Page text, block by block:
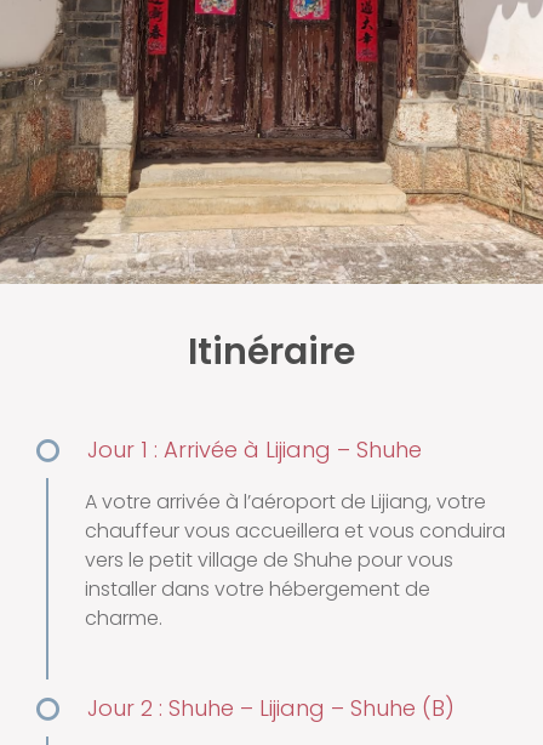
Itinéraire
Jour 1 : Arrivée à Lijiang – Shuhe
A votre arrivée à l’aéroport de Lijiang, votre
chauffeur vous accueillera et vous conduira
vers le petit village de Shuhe pour vous
installer dans votre hébergement de
charme.
Jour 2 : Shuhe – Lijiang – Shuhe (B)